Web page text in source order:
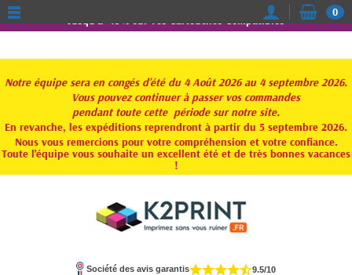
Jusqu'à -15% sur vos Cartouches Compatibles
Notre équipe sera en congés d'été du 4 Août 2026 au 4 septembre 2026.
Vous pouvez continuer à passer vos commandes
pendant toute cette période sur notre site.
En revanche, les expéditions reprendront à partir du 5 septembre 2026.
Nous vous remercions pour votre compréhension et votre confiance.
Toute l'équipe vous souhaite un excellent été et de très bonnes vacances
!
0
Société des avis garantis 9.5/10